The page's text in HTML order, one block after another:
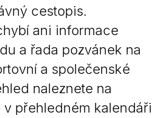
cestopis.
ani informace
a řada pozvánek na
a společenské
naleznete na
přehledném kalendáři